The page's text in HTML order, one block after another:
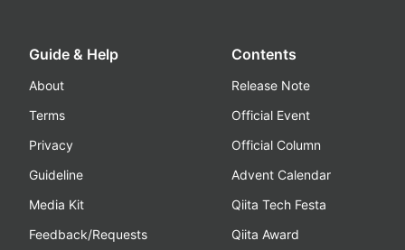
Guide & Help
About
Terms
Privacy
Guideline
Media Kit
Feedback/Requests
Contents
Release Note
Official Event
Official Column
Advent Calendar
Qiita Tech Festa
Qiita Award